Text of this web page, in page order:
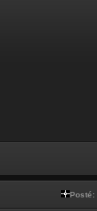
Posté: